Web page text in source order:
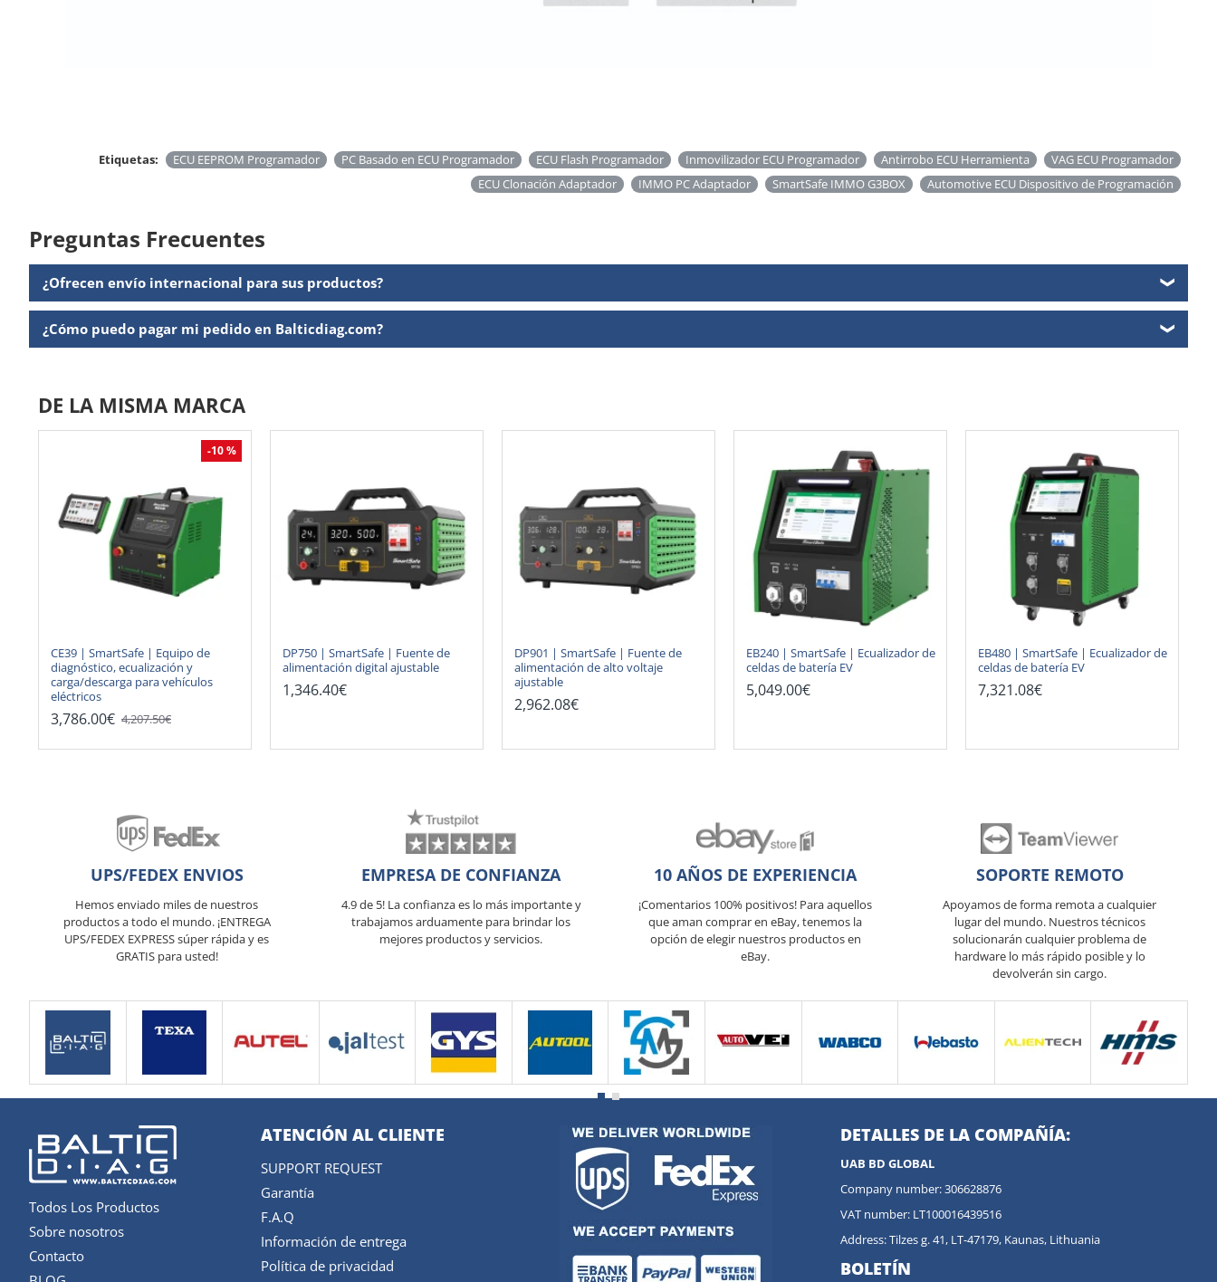
Etiquetas: ECU EEPROM Programador PC Basado en ECU Programador ECU Flash Programador Inmovilizador ECU Programador Antirrobo ECU Herramienta
VAG ECU Programador
ECU Clonación Adaptador
IMMO PC Adaptador SmartSafe IMMO G3BOX Automotive ECU Dispositivo de Programación
Preguntas Frecuentes
¿Ofrecen envío internacional para sus productos? ❯
¿Cómo puedo pagar mi pedido en Balticdiag.com? ❯
DE LA MISMA MARCA
-10 %
CE39 | SmartSafe | Equipo de
diagnóstico, ecualización y
carga/descarga para vehículos
eléctricos
3,786.00€ 4,207.50€
DP750 | SmartSafe | Fuente de
alimentación digital ajustable
1,346.40€
DP901 | SmartSafe | Fuente de
alimentación de alto voltaje
ajustable
2,962.08€
EB240 | SmartSafe | Ecualizador de
celdas de batería EV
5,049.00€
EB480 | SmartSafe | Ecualizador de
celdas de batería EV
7,321.08€
UPS/FEDEX ENVIOS
Hemos enviado miles de nuestros
productos a todo el mundo. ¡ENTREGA
UPS/FEDEX EXPRESS súper rápida y es
GRATIS para usted!
EMPRESA DE CONFIANZA
4.9 de 5! La confianza es lo más importante y
trabajamos arduamente para brindar los
mejores productos y servicios.
10 AÑOS DE EXPERIENCIA
¡Comentarios 100% positivos! Para aquellos
que aman comprar en eBay, tenemos la
opción de elegir nuestros productos en
eBay.
SOPORTE REMOTO
Apoyamos de forma remota a cualquier
lugar del mundo. Nuestros técnicos
solucionarán cualquier problema de
hardware lo más rápido posible y lo
devolverán sin cargo.
Todos Los Productos
Sobre nosotros
Contacto
ATENCIÓN AL CLIENTE
SUPPORT REQUEST
Garantía
F.A.Q
Información de entrega
Política de privacidad
DETALLES DE LA COMPAÑÍA:
UAB BD GLOBAL
Company number: 306628876
VAT number: LT100016439516
Address: Tilzes g. 41, LT-47179, Kaunas, Lithuania
BOLETÍN